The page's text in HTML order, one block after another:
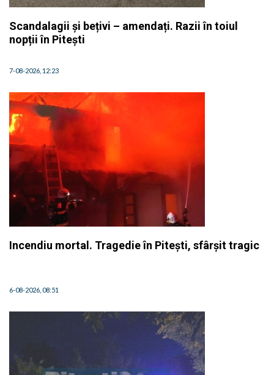
Scandalagii și bețivi – amendați. Razii în toiul
nopții în Pitești
7-08-2026, 12:23
Incendiu mortal. Tragedie în Pitești, sfârșit tragic
6-08-2026, 08:51